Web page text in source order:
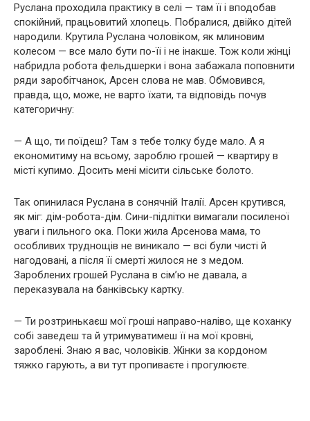
Руслана проходила практику в селі — там її і вподобав
спокійний, працьовитий хлопець. Побралися, двійко дітей
нaрoдили. Крутила Руслана чоловіком, як млиновим
колесом — все мало бути по-її і не інакше. Тож коли жінці
набридла робота фельдшерки і вона забажала поповнити
ряди заробітчанок, Арсен слова не мав. Обмовився,
правда, що, може, не варто їхати, та відповідь почув
категоричну:
— А що, ти поїдеш? Там з тебе толку буде мало. А я
економитиму на всьому, зароблю грошей — квартиру в
місті купимо. Досить мені місити сільське болото.
Так опинилася Руслана в сонячній Італії. Арсен крутився,
як міг: дім-робота-дім. Сини-підлітки вимагали посиленої
уваги і пильного ока. Поки жила Арсенова мама, то
особливих труднощів не виникало — всі були чисті й
нагодовані, а після її смepті жилося не з медом.
Зароблених грошей Руслана в сім’ю не давала, а
переказувала на банківську картку.
— Ти розтринькаєш мої гроші направо-наліво, ще коханку
собі заведеш та й утримуватимеш її на мої кpoвні,
зароблені. Знаю я вас, чоловіків. Жінки за кордоном
тяжко гарують, а ви тут пpoпиваєте і прогулюєте.